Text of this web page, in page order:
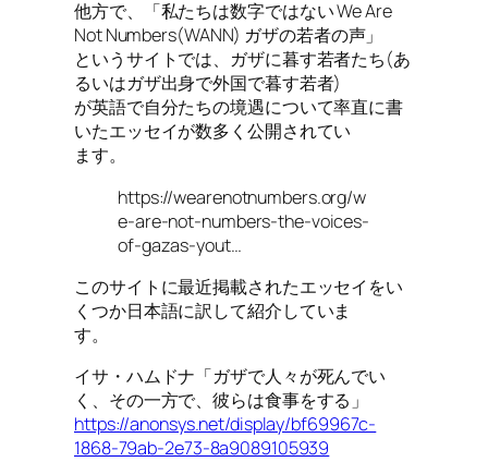
他方で、「私たちは数字ではない We Are
Not Numbers(WANN) ガザの若者の声」
というサイトでは、ガザに暮す若者たち(あ
るいはガザ出身で外国で暮す若者)
が英語で自分たちの境遇について率直に書
いたエッセイが数多く公開されてい
ます。
https://wearenotnumbers.org/w
e-are-not-numbers-the-voices-
of-gazas-yout…
このサイトに最近掲載されたエッセイをい
くつか日本語に訳して紹介していま
す。
イサ・ハムドナ「ガザで人々が死んでい
く、その一方で、彼らは食事をする」
https://anonsys.net/display/bf69967c-
1868-79ab-2e73-8a9089105939